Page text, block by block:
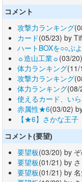
コメント
攻撃力ランキング
カード(05/23) by
ハートBOXを○○ぷ
☼造山工業☼(03/
体力ランキング(11/
攻撃力ランキング
体力ランキング(08/
使えるカード、い
赤属性★6(03/02)
【★6】さかな王子
コメント(要望)
要望板(03/20) by
要望板(01/21) by
要望板(01/21) by 名